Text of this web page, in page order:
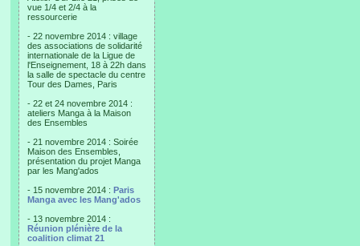
vue 1/4 et 2/4 à la
ressourcerie
- 22 novembre 2014 : village
des associations de solidarité
internationale de la Ligue de
l'Enseignement, 18 à 22h dans
la salle de spectacle du centre
Tour des Dames, Paris
- 22 et 24 novembre 2014 :
ateliers Manga à la Maison
des Ensembles
- 21 novembre 2014 : Soirée
Maison des Ensembles,
présentation du projet Manga
par les Mang'ados
- 15 novembre 2014 : Paris
Manga avec les Mang'ados
- 13 novembre 2014 :
Réunion plénière de la
coalition climat 21